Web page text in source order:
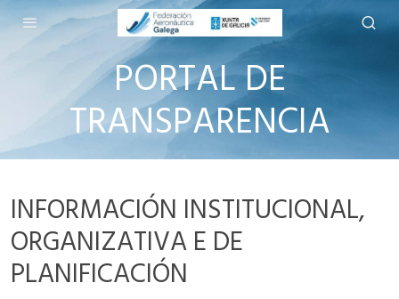
PORTAL DE
TRANSPARENCIA
INFORMACIÓN INSTITUCIONAL,
ORGANIZATIVA E DE
PLANIFICACIÓN